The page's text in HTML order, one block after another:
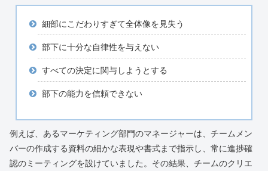
細部にこだわりすぎて全体像を見失う
部下に十分な自律性を与えない
すべての決定に関与しようとする
部下の能力を信頼できない
例えば、あるマーケティング部門のマネージャーは、チームメン
バーの作成する資料の細かな表現や書式まで指示し、常に進捗確
認のミーティングを設けていました。その結果、チームのクリエ